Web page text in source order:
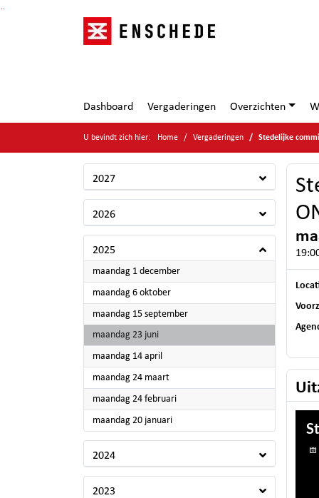
Ga naar de inhoud van deze pagina
Ga naar het zoeken
Ga naar het menu
Dashboard Vergaderingen Overzichten
U bevindt zich hier: Home Vergaderingen Stedelijke
2027
2026
2025
maandag 1 december2025
maandag 6 oktober2025
maandag 15 september2025
maandag 23 juni2025
maandag 14 april
maandag 24 maart2025
maandag 24 februari2025
maandag 20 januari2025
2024
2023